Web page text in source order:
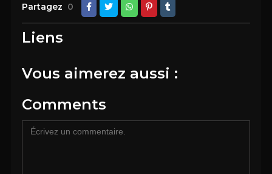
Partagez 0
Liens
Vous aimerez aussi :
Comments